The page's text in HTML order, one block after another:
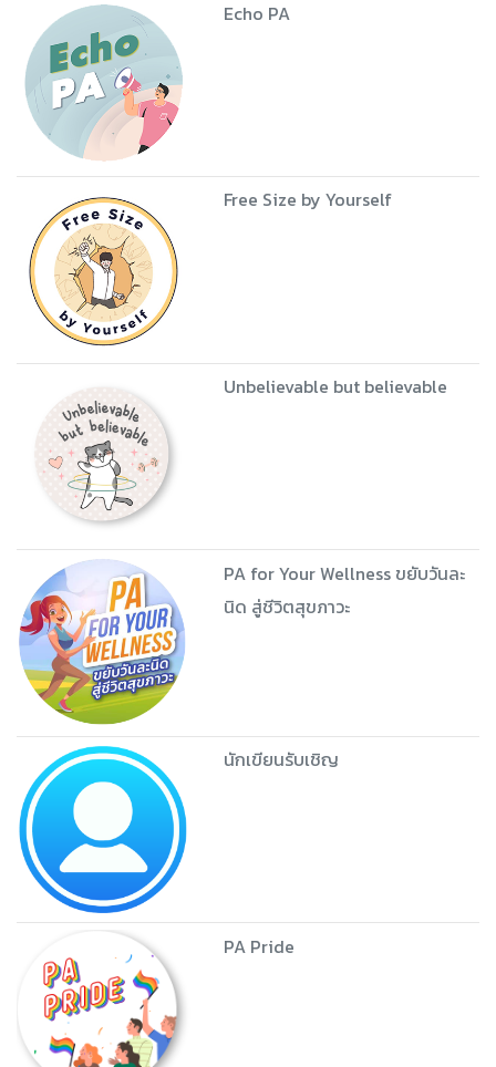
Echo PA
Free Size by Yourself
Unbelievable but believable
PA for Your Wellness ขยับวันละ
นิด สู่ชีวิตสุขภาวะ
นักเขียนรับเชิญ
PA Pride